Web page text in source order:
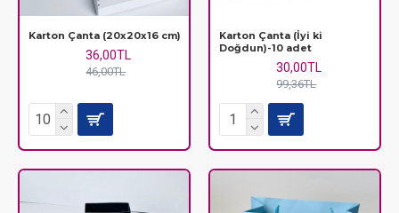
Karton Çanta (20x20x16 cm)
36,00TL
46,00TL
Karton Çanta (İyi ki
Doğdun)-10 adet
30,00TL
99,36TL